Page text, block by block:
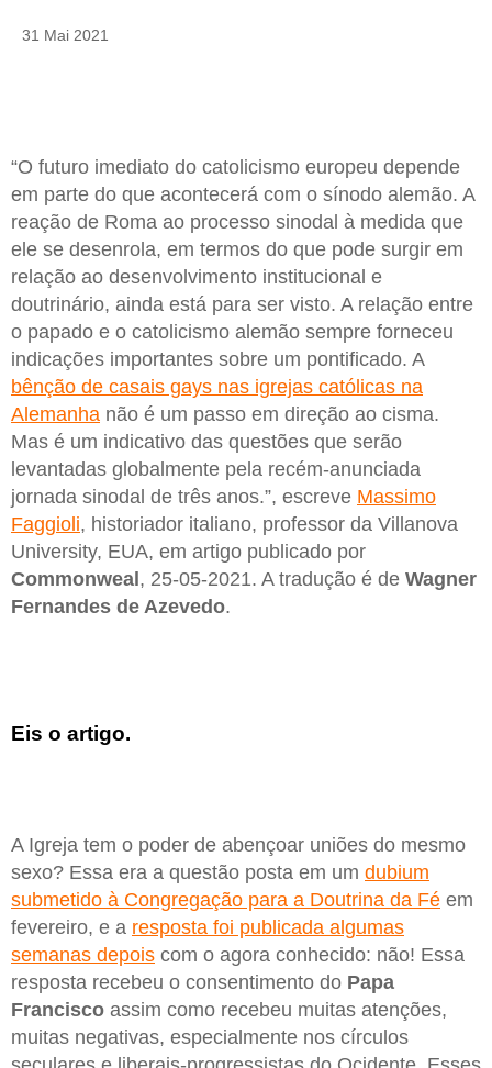
31 Mai 2021
“O futuro imediato do catolicismo europeu depende
em parte do que acontecerá com o sínodo alemão. A
reação de Roma ao processo sinodal à medida que
ele se desenrola, em termos do que pode surgir em
relação ao desenvolvimento institucional e
doutrinário, ainda está para ser visto. A relação entre
o papado e o catolicismo alemão sempre forneceu
indicações importantes sobre um pontificado. A
bênção de casais gays nas igrejas católicas na
Alemanha não é um passo em direção ao cisma.
Mas é um indicativo das questões que serão
levantadas globalmente pela recém-anunciada
jornada sinodal de três anos.”, escreve Massimo
Faggioli, historiador italiano, professor da Villanova
University, EUA, em artigo publicado por
Commonweal , 25-05-2021. A tradução é de Wagner
Fernandes de Azevedo.
Eis o artigo.
A Igreja tem o poder de abençoar uniões do mesmo
sexo? Essa era a questão posta em um dubium
submetido à Congregação para a Doutrina da Fé em
fevereiro, e a resposta foi publicada algumas
semanas depois com o agora conhecido: não! Essa
resposta recebeu o consentimento do Papa
Francisco assim como recebeu muitas atenções,
muitas negativas, especialmente nos círculos